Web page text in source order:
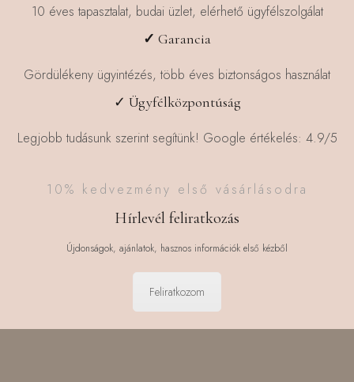
10 éves tapasztalat, budai üzlet, elérhető ügyfélszolgálat
✓ Garancia
Gördülékeny ügyintézés, több éves biztonságos használat
✓ Ügyfélközpontúság
Legjobb tudásunk szerint segítünk! Google értékelés: 4.9/5
10% kedvezmény első vásárlásodra
Hírlevél feliratkozás
Újdonságok, ajánlatok, hasznos információk első kézből
Feliratkozom